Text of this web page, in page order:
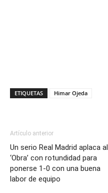
ETIQUETAS Himar Ojeda
Artículo anterior
Un serio Real Madrid aplaca al
‘Obra’ con rotundidad para
ponerse 1-0 con una buena
labor de equipo